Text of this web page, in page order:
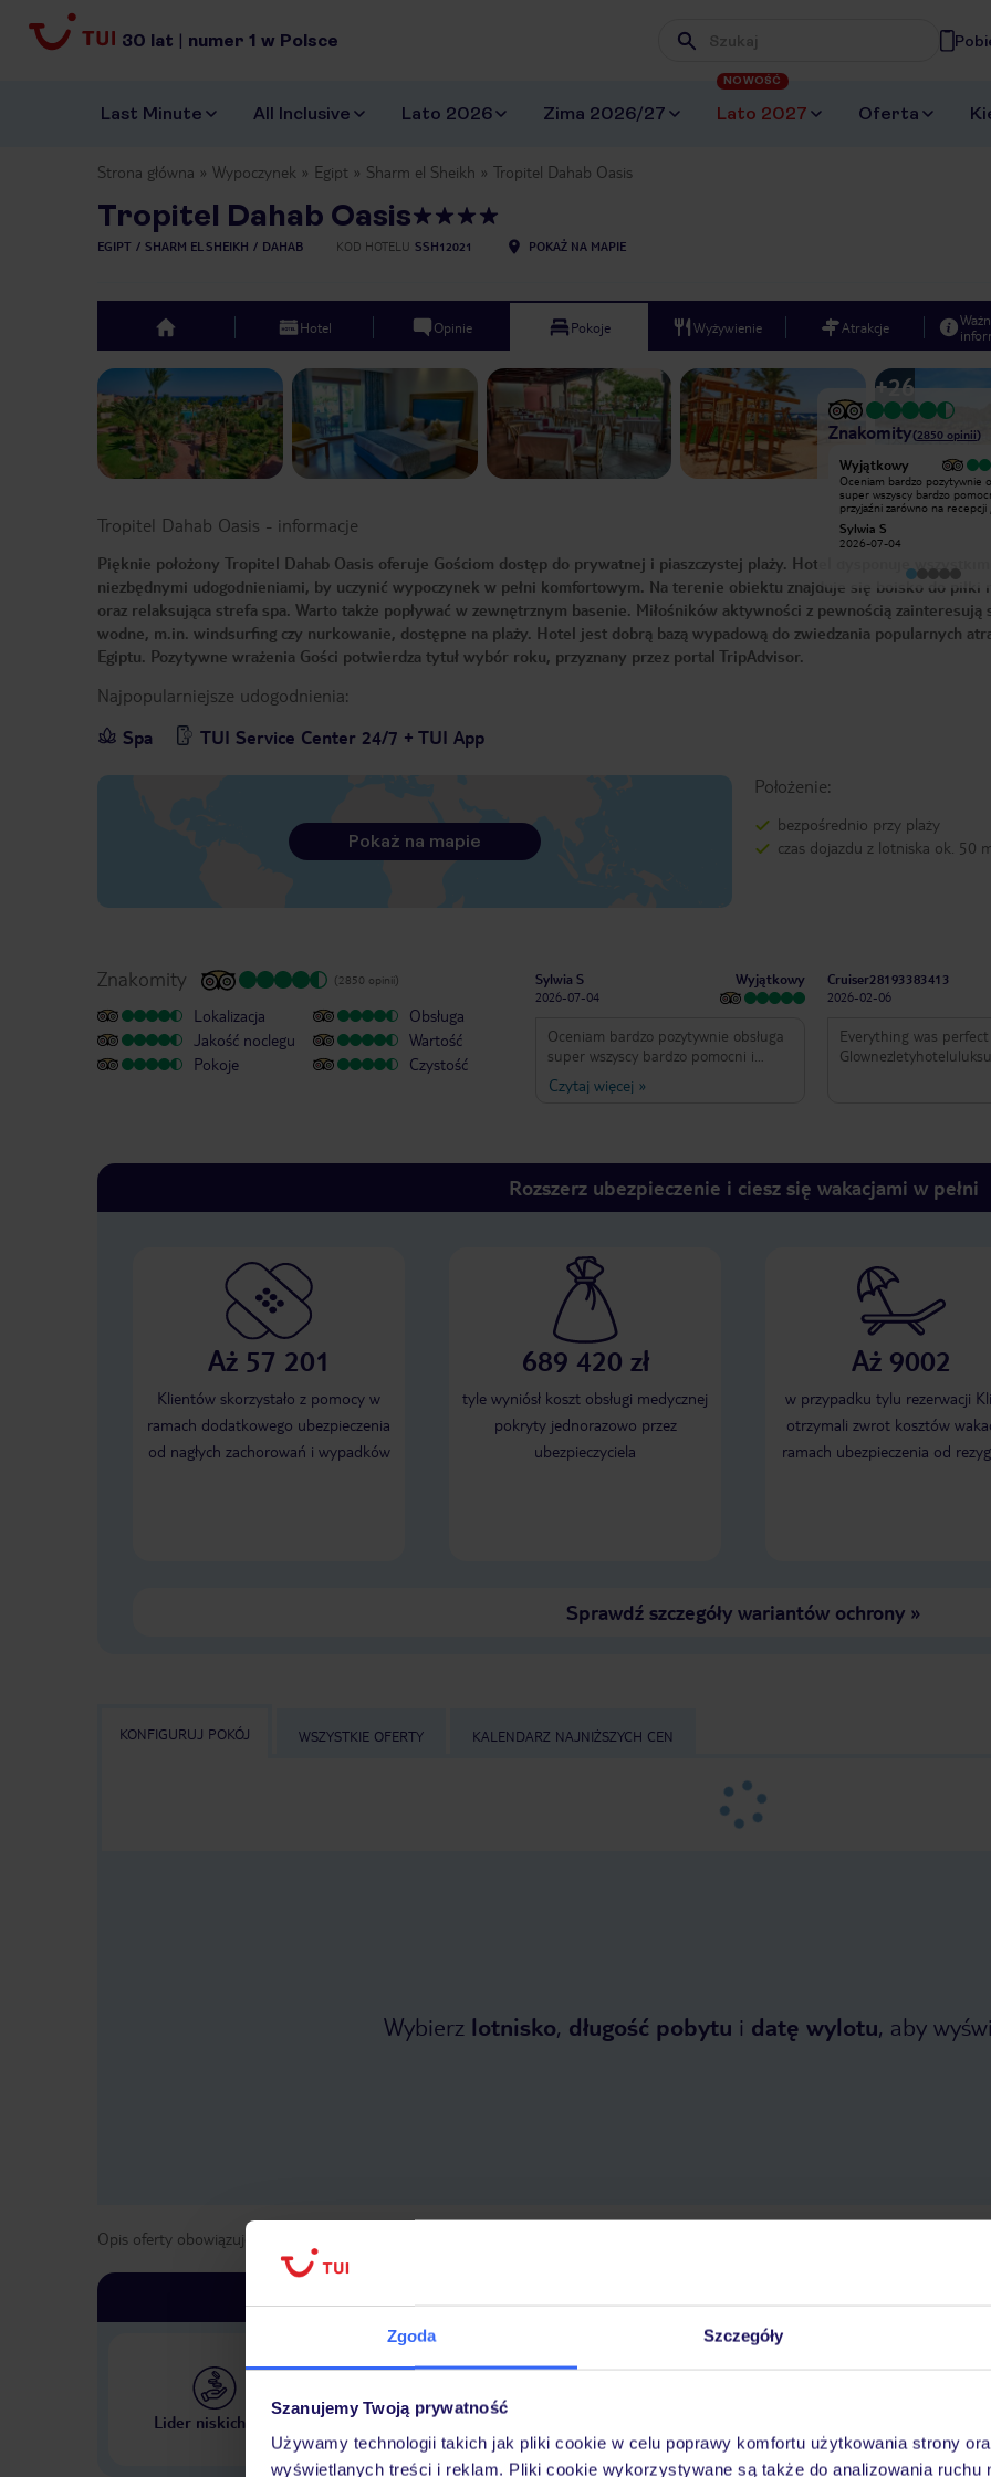
Zgoda Szczegóły
Szanujemy Twoją prywatność
Używamy technologii takich jak pliki cookie w celu poprawy komfortu użytkowania strony
wyświetlanych treści i reklam. Pliki cookie wykorzystywane są także do analizowania ruchu
30 lat | numer 1 w Polsce Wpisz frazę, której szukasz
Last Minute All Inclusive Lato 2026 Zima 2026/27 Lato 2027
NOWOŚĆ
Oferta
Strona główna Wypoczynek Egipt Sharm el Sheikh Tropitel Dahab Oasis
Tropitel Dahab Oasis
EGIPT SHARM EL SHEIKH DAHAB KOD HOTELU SSH12021 POKAŻ NA MAPIE
top Hotel Opinie Pokoje Wyżywienie Atrakcje
Previous slide +26
Znakomity(2850 opinii)
Wyjątkowy
Hotel Tropitel Dahab to wspaniałe
Animatorzy dbają o to, aby nikt się
nie nudził, oferując wiele atrakcji w
ciągu dnia i wieczorami. Teren hotelu
jest bardzo ciekawie i estetycznie
zagospodarowany, co sprzyja
spacerom i relaksowi. Zdecydowanie
polecam! 😀😀😀😀
Wyjątkowy
Oceniam bardzo pozytywnie
super wszyscy bardzo
przyjaźni zarówno na recepcji ,
oferują dużo zabaw gier i
wieczorem. Pokoje czyste
Sylwia S
2026-07-04
Tropitel Dahab Oasis - informacje
Pięknie położony Tropitel Dahab Oasis oferuje Gościom dostęp do prywatnej i piaszczystej plaży. Hotel dysponuje wszystkimi
niezbędnymi udogodnieniami, by uczynić wypoczynek w pełni komfortowym. Na terenie obiektu znajduje się boisko do piłki
oraz relaksująca strefa spa. Warto także popływać w zewnętrznym basenie. Miłośników aktywności z pewnością zainteresują
wodne, m.in. windsurfing czy nurkowanie, dostępne na plaży. Hotel jest dobrą bazą wypadową do zwiedzania popularnych
Egiptu. Pozytywne wrażenia Gości potwierdza tytuł wybór roku, przyznany przez portal TripAdvisor.
Najpopularniejsze udogodnienia:
Spa
TUI Service Center 24/7 + TUI App
Położenie:
bezpośrednio przy plaży
czas dojazdu z lotniska ok. 50
Pokaż na mapie
Znakomity (2850 opinii)
Lokalizacja
Jakość noclegu
Pokoje
Obsługa
Wartość
Czystość
Sylwia S
2026-07-04
Wyjątkowy
Oceniam bardzo pozytywnie obsługa
super wszyscy bardzo pomocni i
przyjaźni zarówno na recepcji ,
stołówce przy basenie. Animatorzy
Czytaj więcej »
Cruiser28193383413
2026-02-06
Everything was perfect
Rozszerz ubezpieczenie i ciesz się wakacjami w pełni
Aż 57 201
Klientów skorzystało z pomocy w
ramach dodatkowego ubezpieczenia
od nagłych zachorowań i wypadków
689 420 zł
tyle wyniósł koszt obsługi medycznej
pokryty jednorazowo przez
ubezpieczyciela
Aż 9002
w przypadku tylu rezerwacji
otrzymali zwrot kosztów
ramach ubezpieczenia od
Sprawdź szczegóły wariantów ochrony»
KONFIGURUJ POKÓJ WSZYSTKIE OFERTY KALENDARZ NAJNIŻSZYCH CEN
Wybierz lotnisko, długość pobytu i datę wylotu, aby
Opis oferty obowiązuje dla wyjazdów w terminie
Lider niskich cen
Największe biuro podróży
w Polsce
wakacjach 24/7